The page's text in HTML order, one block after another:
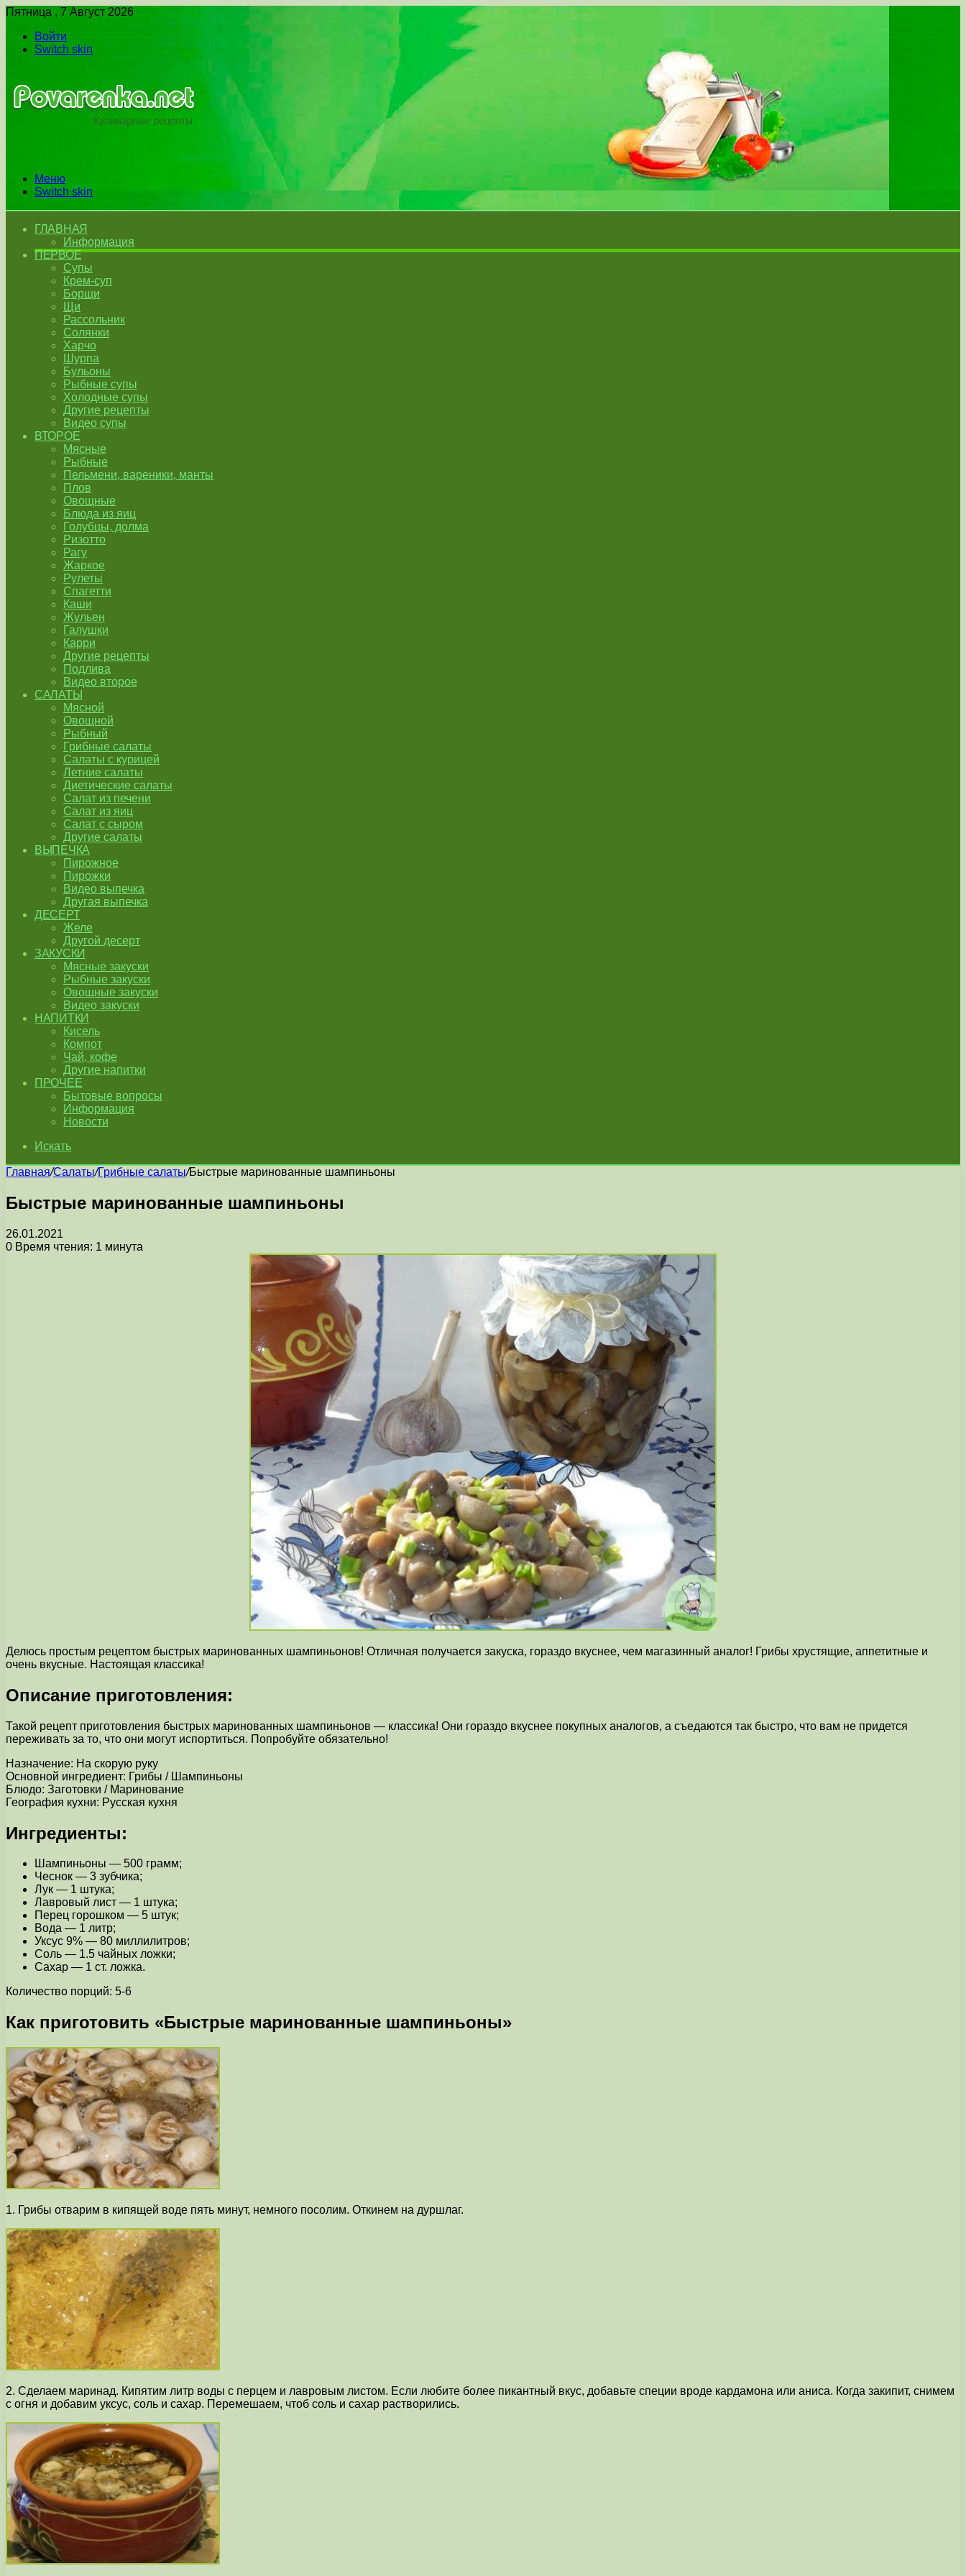
Пятница , 7 Август 2026
Войти
Switch skin
Меню
Switch skin
ГЛАВНАЯ
Информация
ПЕРВОЕ
Супы
Крем-суп
Борщи
Щи
Рассольник
Солянки
Харчо
Шурпа
Бульоны
Рыбные супы
Холодные супы
Другие рецепты
Видео супы
ВТОРОЕ
Мясные
Рыбные
Пельмени, вареники, манты
Плов
Овощные
Блюда из яиц
Голубцы, долма
Ризотто
Рагу
Жаркое
Рулеты
Спагетти
Каши
Жульен
Галушки
Карри
Другие рецепты
Подлива
Видео второе
САЛАТЫ
Мясной
Овощной
Рыбный
Грибные салаты
Салаты с курицей
Летние салаты
Диетические салаты
Салат из печени
Салат из яиц
Салат с сыром
Другие салаты
ВЫПЕЧКА
Пирожное
Пирожки
Видео выпечка
Другая выпечка
ДЕСЕРТ
Желе
Другой десерт
ЗАКУСКИ
Мясные закуски
Рыбные закуски
Овощные закуски
Видео закуски
НАПИТКИ
Кисель
Компот
Чай, кофе
Другие напитки
ПРОЧЕЕ
Бытовые вопросы
Информация
Новости
Искать
Главная/Салаты/Грибные салаты/Быстрые маринованные шампиньоны
Быстрые маринованные шампиньоны
26.01.2021
0 Время чтения: 1 минута
Делюсь простым рецептом быстрых маринованных шампиньонов! Отличная получается закуска, гораздо вкуснее, чем магазинный аналог! Грибы хрустящие, аппетитные и
очень вкусные. Настоящая классика!
Описание приготовления:
Такой рецепт приготовления быстрых маринованных шампиньонов — классика! Они гораздо вкуснее покупных аналогов, а съедаются так быстро, что вам не придется
переживать за то, что они могут испортиться. Попробуйте обязательно!
Назначение: На скорую руку
Основной ингредиент: Грибы / Шампиньоны
Блюдо: Заготовки / Маринование
География кухни: Русская кухня
Ингредиенты:
Шампиньоны — 500 грамм;
Чеснок — 3 зубчика;
Лук — 1 штука;
Лавровый лист — 1 штука;
Перец горошком — 5 штук;
Вода — 1 литр;
Уксус 9% — 80 миллилитров;
Соль — 1.5 чайных ложки;
Сахар — 1 ст. ложка.
Количество порций: 5-6
Как приготовить «Быстрые маринованные шампиньоны»
1. Грибы отварим в кипящей воде пять минут, немного посолим. Откинем на дуршлаг.
2. Сделаем маринад. Кипятим литр воды с перцем и лавровым листом. Если любите более пикантный вкус, добавьте специи вроде кардамона или аниса. Когда закипит, снимем
с огня и добавим уксус, соль и сахар. Перемешаем, чтоб соль и сахар растворились.